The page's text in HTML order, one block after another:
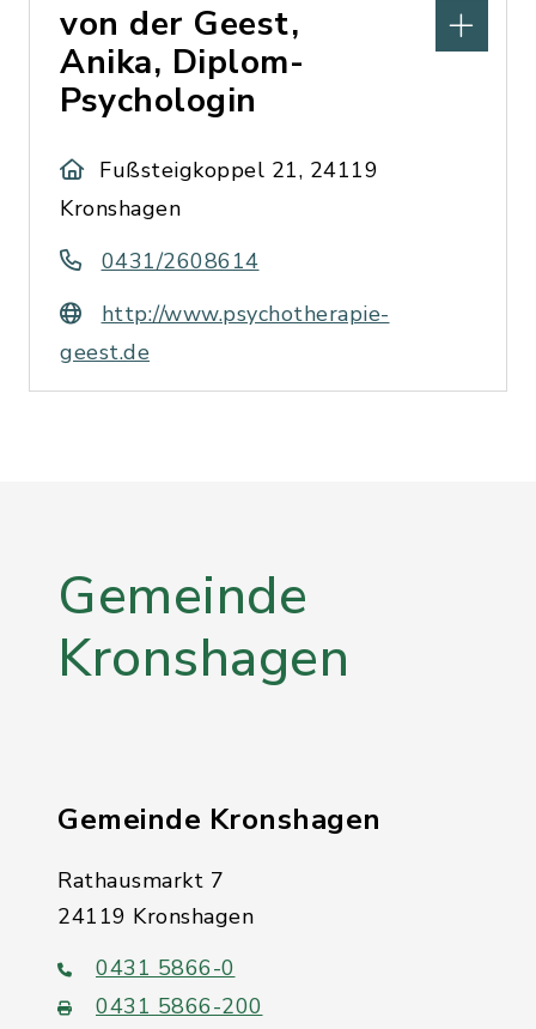
von der Geest,
Anika, Diplom-
Psychologin
Fußsteigkoppel 21, 24119
Kronshagen
0431/2608614
http://www.psychotherapie-
geest.de
Gemeinde
Kronshagen
Gemeinde Kronshagen
Rathausmarkt 7
24119 Kronshagen
0431 5866-0
0431 5866-200